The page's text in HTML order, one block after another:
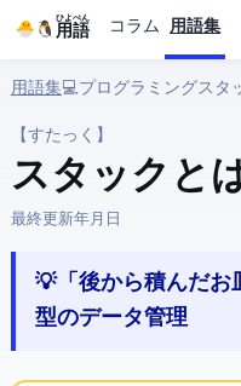
IT用語
ひよぺん コラム 用語集
用語集› 💻 プログラミング › スタ
【すたっく】
スタック と
最終更新:2026年4月18日
💡 「後から積んだ
型のデータ管理